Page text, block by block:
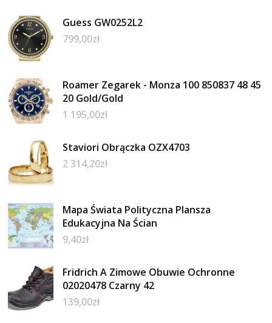
Guess GW0252L2
799,00zł
Roamer Zegarek - Monza 100 850837 48 45
20 Gold/Gold
1 195,00zł
Staviori Obrączka OZX4703
2 314,20zł
Mapa Świata Polityczna Plansza
Edukacyjna Na Ścian
9,40zł
Fridrich A Zimowe Obuwie Ochronne
02020478 Czarny 42
139,00zł